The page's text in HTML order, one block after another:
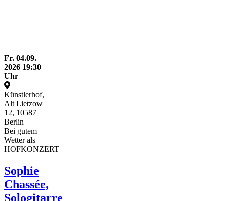
Fr. 04.09.
2026 19:30
Uhr
Künstlerhof,
Alt Lietzow
12, 10587
Berlin
Bei gutem
Wetter als
HOFKONZERT
Sophie
Chassée,
Sologitarre